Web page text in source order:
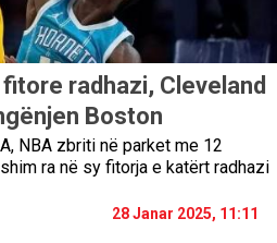
radhazi, Cleveland
Boston
NBA zbriti në parket me 12
ra në sy fitorja e katërt radhazi
28 Janar 2025, 11:11